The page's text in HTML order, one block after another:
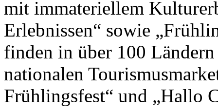
mit immateriellem
Erlebnissen“ sowie
finden in über 100
nationalen
Frühlingsfest“ und „Hallo